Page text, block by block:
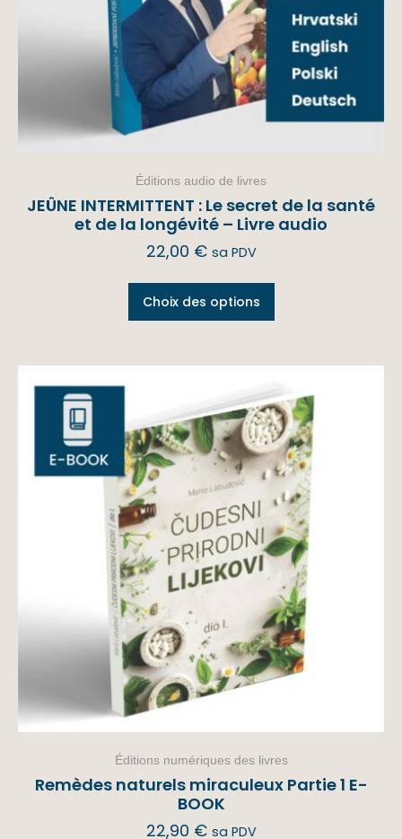
Éditions audio de livres
JEÛNE INTERMITTENT : Le secret de la santé
et de la longévité – Livre audio
22,00 € sa PDV
Choix des options
Éditions numériques des livres
Remèdes naturels miraculeux Partie 1 E-
BOOK
22,90 € sa PDV